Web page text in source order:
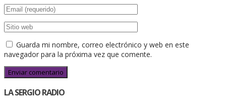
Guarda mi nombre, correo electrónico y web en este
navegador para la próxima vez que comente.
LA SERGIO RADIO